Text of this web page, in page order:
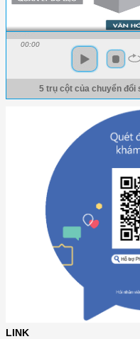
00:00
5 trụ cột của chuyển đổi
LINK